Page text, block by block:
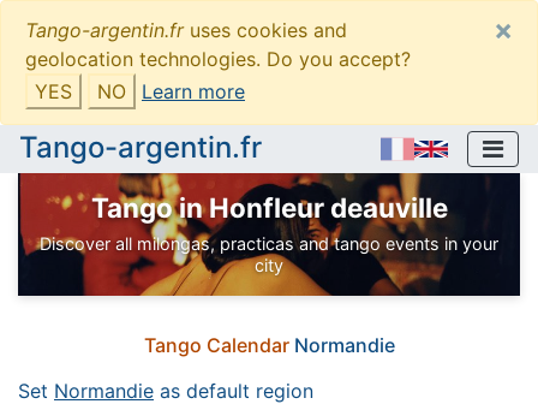
Tango-argentin.fruses cookies and
geolocation technologies. Do you accept?
YES
NO Learn more
×
Tango-argentin.fr
Tango in Honfleur deauville
Discover all milongas, practicas and tango events in your
city
Tango Calendar Normandie
Set Normandie as default region